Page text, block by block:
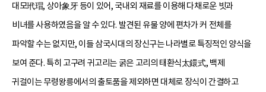
대모玳瑁, 상아象牙 등이 있어, 국내외 재료를 이용해 다채로운 빗과
비녀를 사용하였음을 알 수 있다. 발견된 유물 양에 편차가 커 전체를
파악할 수는 없지만, 이들 삼국시대의 장신구는 나라별로 특징적인 양식을
보여 준다. 특히 고구려 귀고리는 굵은 고리의 태환식太鐶式, 백제
귀걸이는 무령왕릉에서의 출토품을 제외하면 대체로 장식이 간결하고